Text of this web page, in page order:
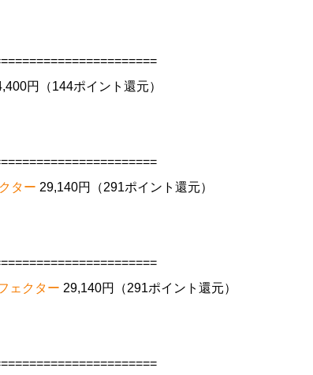
円（144ポイント還元）
ター 29,140円（291ポイント還元）
ェクター 29,140円（291ポイント還元）